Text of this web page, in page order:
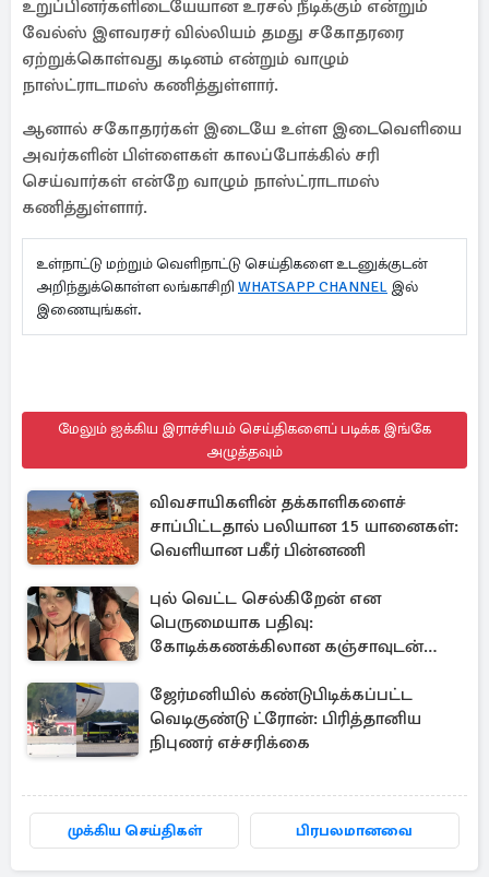
உறுப்பினர்களிடையேயான உரசல் நீடிக்கும் என்றும்
வேல்ஸ் இளவரசர் வில்லியம் தமது சகோதரரை
ஏற்றுக்கொள்வது கடினம் என்றும் வாழும்
நாஸ்ட்ராடாமஸ் கணித்துள்ளார்.
ஆனால் சகோதரர்கள் இடையே உள்ள இடைவெளியை
அவர்களின் பிள்ளைகள் காலப்போக்கில் சரி
செய்வார்கள் என்றே வாழும் நாஸ்ட்ராடாமஸ்
கணித்துள்ளார்.
உள்நாட்டு மற்றும் வெளிநாட்டு செய்திகளை உடனுக்குடன்
அறிந்துக்கொள்ள லங்காசிறி WHATSAPP CHANNEL இல்
இணையுங்கள்.
மேலும் ஐக்கிய இராச்சியம் செய்திகளைப் படிக்க இங்கே
அழுத்தவும்
விவசாயிகளின் தக்காளிகளைச்
சாப்பிட்டதால் பலியான 15 யானைகள்:
வெளியான பகீர் பின்னணி
புல் வெட்ட செல்கிறேன் என
பெருமையாக பதிவு:
கோடிக்கணக்கிலான கஞ்சாவுடன்
ஜேர்மனியில் கண்டுபிடிக்கப்பட்ட
வெடிகுண்டு ட்ரோன்: பிரித்தானிய
நிபுணர் எச்சரிக்கை
முக்கிய செய்திகள் பிரபலமானவை